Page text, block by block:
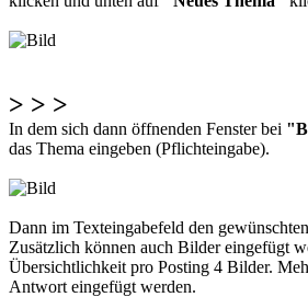
> > >
In dem sich dann öffnenden Fenster bei
das Thema eingeben (Pflichteingabe).
Dann im Texteingabefeld den
Zusätzlich können auch Bilder eingefügt
Übersichtlichkeit pro Posting 4 Bilder.
Antwort eingefügt werden.